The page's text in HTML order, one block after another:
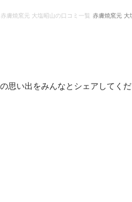
赤膚焼窯元 大塩昭山の口コミ一覧 赤膚焼窯元 大
い出をみんなとシェアしてくだ